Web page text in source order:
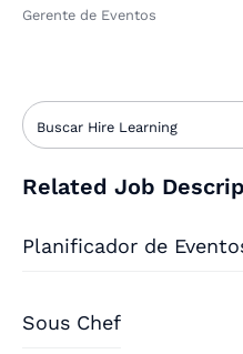
Gerente de Eventos
Related Job
Planificador de
Sous Chef